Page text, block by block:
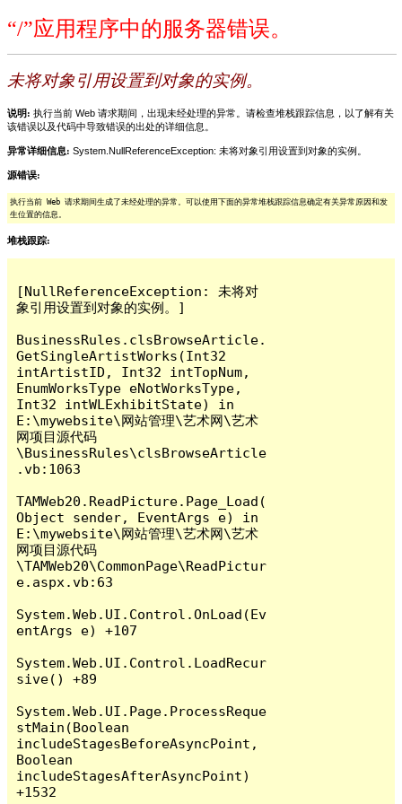
“/”应用程序中的服务器错误。
未将对象引用设置到对象的实例。
说明: 执行当前 Web 请求期间，出现未经处理的异常。请检查堆栈跟踪信息，以了解有关
该错误以及代码中导致错误的出处的详细信息。
异常详细信息: System.NullReferenceException: 未将对象引用设置到对象的实例。
源错误:
执行当前 Web 请求期间生成了未经处理的异常。可以使用下面的异常堆栈跟踪信息确定有关异常原因和发
生位置的信息。
堆栈跟踪:
[NullReferenceException: 未将对
象引用设置到对象的实例。]
BusinessRules.clsBrowseArticle.
GetSingleArtistWorks(Int32
intArtistID, Int32 intTopNum,
EnumWorksType eNotWorksType,
Int32 intWLExhibitState) in
E:\mywebsite\网站管理\艺术网\艺术
网项目源代码
\BusinessRules\clsBrowseArticle
.vb:1063
TAMWeb20.ReadPicture.Page_Load(
Object sender, EventArgs e) in
E:\mywebsite\网站管理\艺术网\艺术
网项目源代码
\TAMWeb20\CommonPage\ReadPictur
e.aspx.vb:63
System.Web.UI.Control.OnLoad(Ev
entArgs e) +107
System.Web.UI.Control.LoadRecur
sive() +89
System.Web.UI.Page.ProcessReque
stMain(Boolean
includeStagesBeforeAsyncPoint,
Boolean
includeStagesAfterAsyncPoint)